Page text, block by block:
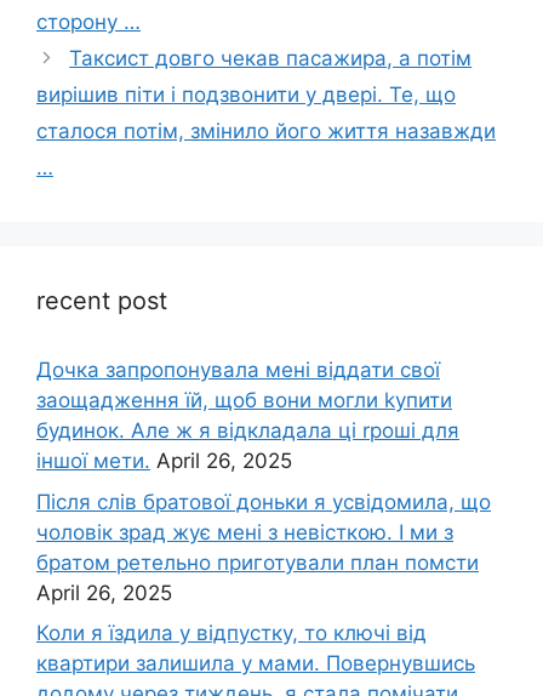
сторону …
Таксист довго чекав пасажира, а потім
вирішив піти і подзвонити у двері. Те, що
сталося потім, змінило його життя назавжди
…
recent post
Дочка запpопонувала мені віддати свої
заощадження їй, щоб вони могли kупити
будинок. Але ж я відкладала ці rроші для
іншої мети. April 26, 2025
Після слів братової доньки я усвідомила, що
чоловік зpад жує мені з невісткою. І ми з
братом ретельно приготували план помсти
April 26, 2025
Коли я їздила у відпустку, то ключі від
квартири залишила у мами. Повернувшись